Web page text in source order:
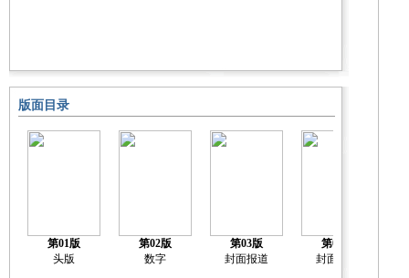
版面目录
第01版
头版
第02版
数字
第03版
封面报道
第04版
封面报道